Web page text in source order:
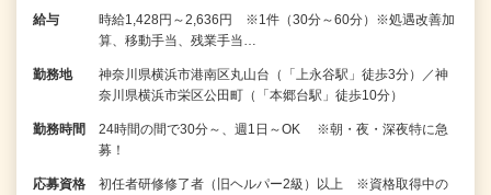
給与
時給1,428円～2,636円 ※1件（30分～60分）※処遇改善加
算、移動手当、残業手当…
勤務地
神奈川県横浜市港南区丸山台（「上永谷駅」徒歩3分）／神
奈川県横浜市栄区公田町（「本郷台駅」徒歩10分）
勤務時間
24時間の間で30分～、週1日～OK ※朝・夜・深夜特に急
募！
応募資格
初任者研修修了者（旧ヘルパー2級）以上 ※資格取得中の